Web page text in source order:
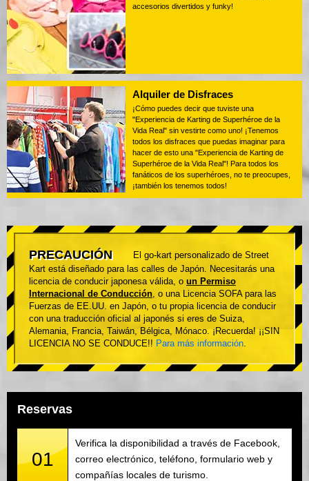
accesorios divertidos y funky!
Alquiler de Disfraces
¡Cómo puedes decir que tuviste una
"Experiencia de Karting de Superhéroe de la
Vida Real" sin vestirte como uno! ¡Tenemos
todos los disfraces que puedas imaginar para
hacer de esto una "Experiencia de Karting de
Superhéroe de la Vida Real"! Para todos los
fanáticos de los superhéroes, no te preocupes,
¡también los tenemos todos!
PRECAUCIÓN
El go-kart personalizado de Street
Kart está diseñado para las calles de Japón. Necesitarás una
licencia de conducir japonesa válida, o un Permiso
Internacional de Conducción , o una Licencia SOFA para las
Fuerzas de EE.UU. en Japón, o tu propia licencia de conducir
con una traducción oficial al japonés si eres de Suiza,
Alemania, Francia, Taiwán, Bélgica, Mónaco. ¡Recuerda! ¡¡SIN
LICENCIA NO SE CONDUCE!! Para más información
Reservas
01
Verifica la disponibilidad a través de Facebook,
correo electrónico, teléfono, formulario web y
compañías locales de turismo.